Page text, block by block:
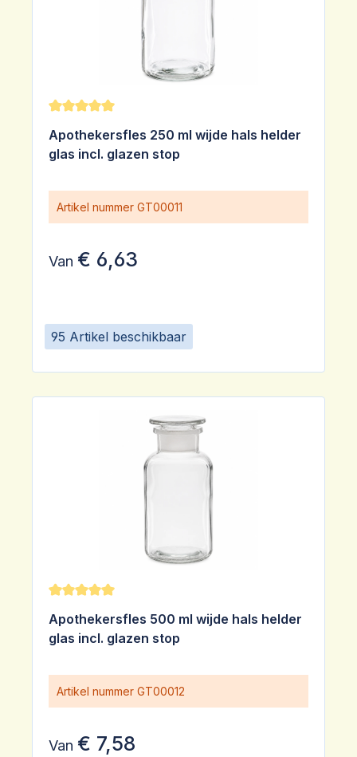
95 Artikel beschikbaar
Gemiddelde waardering van 5 van 5 sterren
Apothekersfles 250 ml wijde hals helder
glas incl. glazen stop
Artikel nummer GT00011
Van € 6,63
Gemiddelde waardering van 5 van 5 sterren
Apothekersfles 500 ml wijde hals helder
glas incl. glazen stop
Artikel nummer GT00012
Van € 7,58